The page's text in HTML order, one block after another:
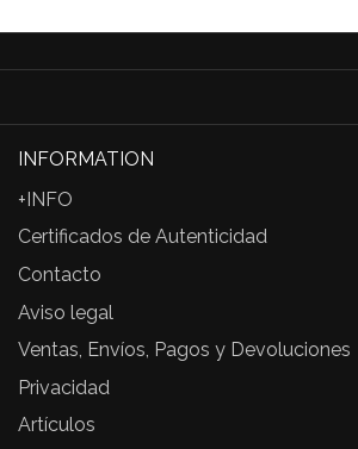
INFORMATION
+INFO
Certificados de Autenticidad
Contacto
Aviso legal
Ventas, Envíos, Pagos y Devoluciones
Privacidad
Artículos